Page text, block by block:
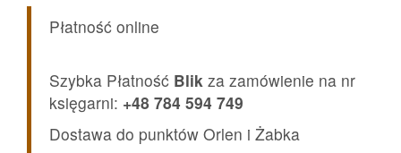
Płatność online
Szybka Płatność Blik za zamówienie na nr
księgarni: +48 784 594 749
Dostawa do punktów Orlen i Żabka